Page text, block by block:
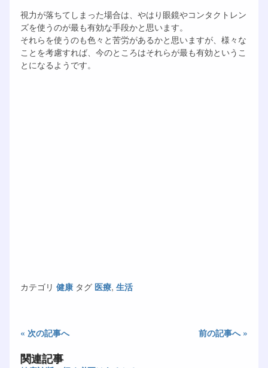
視力が落ちてしまった場合は、やはり眼鏡やコンタクトレン
ズを使うのが最も有効な手段かと思います。
それらを使うのも色々と苦労があるかと思いますが、様々な
ことを考慮すれば、今のところはそれらが最も有効というこ
とになるようです。
カテゴリ 健康 タグ 医療, 生活
« 次の記事へ 前の記事へ »
関連記事